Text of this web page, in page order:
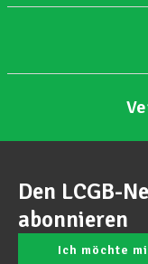
Den LCGB-
abonnieren
Ich möchte